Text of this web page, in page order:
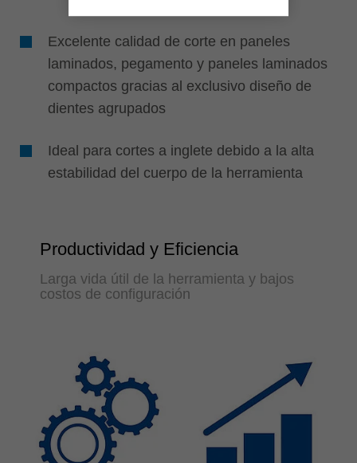
Excelente calidad de corte en paneles
laminados, pegamento y paneles laminados
compactos gracias al exclusivo diseño de
dientes agrupados
Ideal para cortes a inglete debido a la alta
estabilidad del cuerpo de la herramienta
Productividad y Eficiencia
Larga vida útil de la herramienta y bajos
costos de configuración